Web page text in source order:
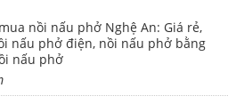
nồi nấu phở Nghệ An: Giá rẻ,
nấu phở điện, nồi nấu phở bằng
nấu phở